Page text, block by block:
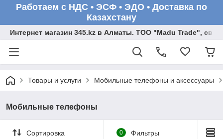
Работаем с НДС • ЭСФ • ЭДО • Доставка по
Казахстану
Интернет магазин 345.kz в Алматы. ТОО "Madu Trade",
Товары и услуги Мобильные телефоны и аксессуары
Мобильные телефоны
Сортировка 0 Фильтры